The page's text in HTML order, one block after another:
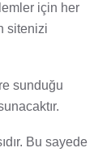
için her
sitenizi
sunduğu
Bu sayede